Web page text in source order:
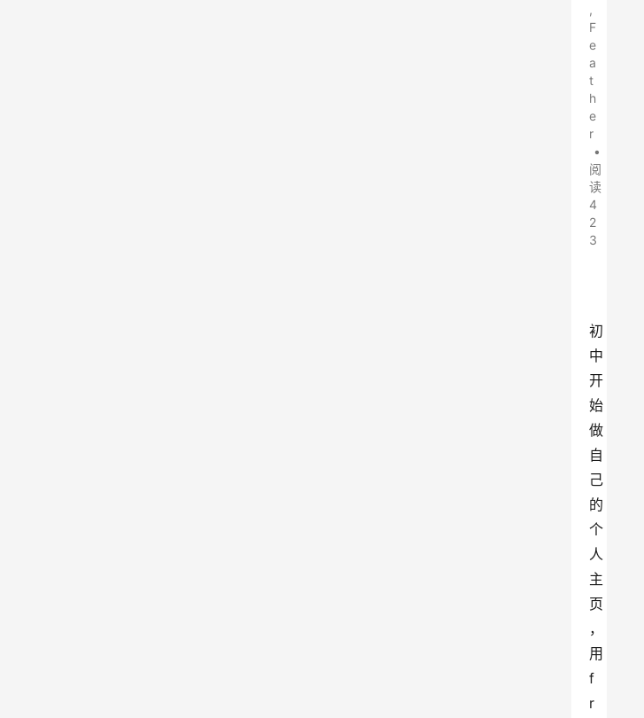
,
F
e
a
t
h
e
r
•
阅
读
4
2
3
初
中
开
始
做
自
己
的
个
人
主
页
，
用
f
r